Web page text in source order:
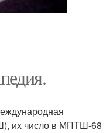
их число в МПТШ-68